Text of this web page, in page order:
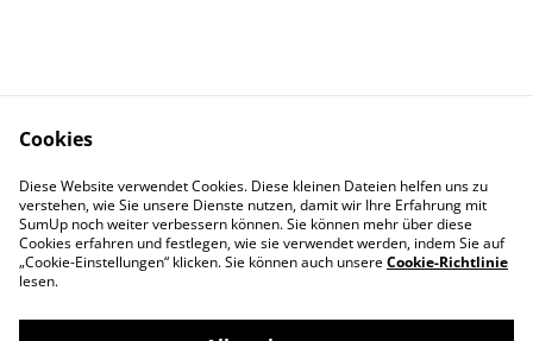
Bestimmungen
Datenschutzbestimm
ungen von SumUp
Cookie-Richtlinie
Cookies
Diese Website verwendet Cookies. Diese kleinen Dateien helfen uns zu
verstehen, wie Sie unsere Dienste nutzen, damit wir Ihre Erfahrung mit
SumUp noch weiter verbessern können. Sie können mehr über diese
Cookies erfahren und festlegen, wie sie verwendet werden, indem Sie auf
„Cookie-Einstellungen“ klicken. Sie können auch unsereCookie-Richtlinie
lesen.